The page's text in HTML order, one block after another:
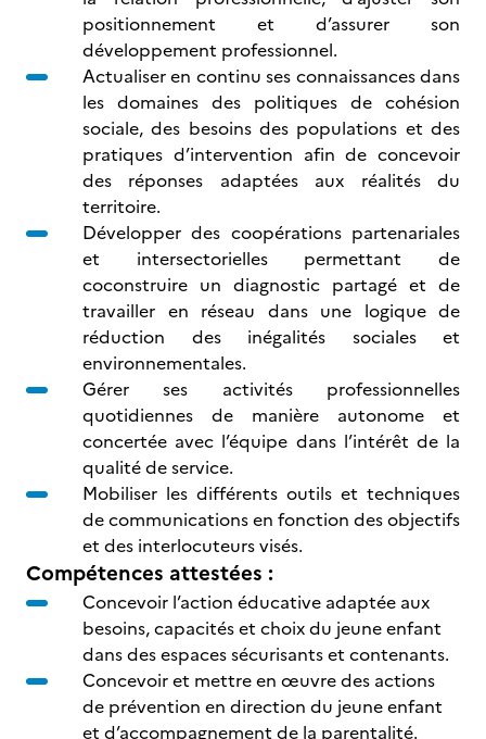
positionnement et d’assurer son
développement professionnel.
Actualiser en continu ses connaissances dans
les domaines des politiques de cohésion
sociale, des besoins des populations et des
pratiques d’intervention afin de concevoir
des réponses adaptées aux réalités du
territoire.
Développer des coopérations partenariales
et intersectorielles permettant de
coconstruire un diagnostic partagé et de
travailler en réseau dans une logique de
réduction des inégalités sociales et
environnementales.
Gérer ses activités professionnelles
quotidiennes de manière autonome et
concertée avec l’équipe dans l’intérêt de la
qualité de service.
Mobiliser les différents outils et techniques
de communications en fonction des objectifs
et des interlocuteurs visés.
Compétences attestées :
Concevoir l’action éducative adaptée aux
besoins, capacités et choix du jeune enfant
dans des espaces sécurisants et contenants.
Concevoir et mettre en œuvre des actions
de prévention en direction du jeune enfant
et d’accompagnement de la parentalité.